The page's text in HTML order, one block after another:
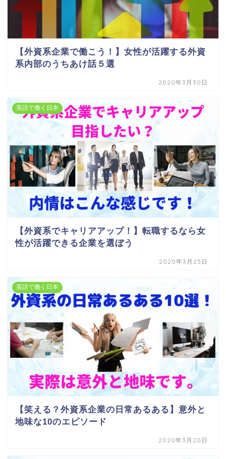
【外資系企業で働こう！】女性が活躍する外資
系内部のうちあけ話５選
2020年3月30日
英語で働く日本
【外資系でキャリアアップ！】転職するなら女
性が活躍できる企業を選ぼう
2020年3月25日
英語で働く日本
【笑える？外資系企業の日常あるある】意外と
地味な10のエピソード
2020年3月20日